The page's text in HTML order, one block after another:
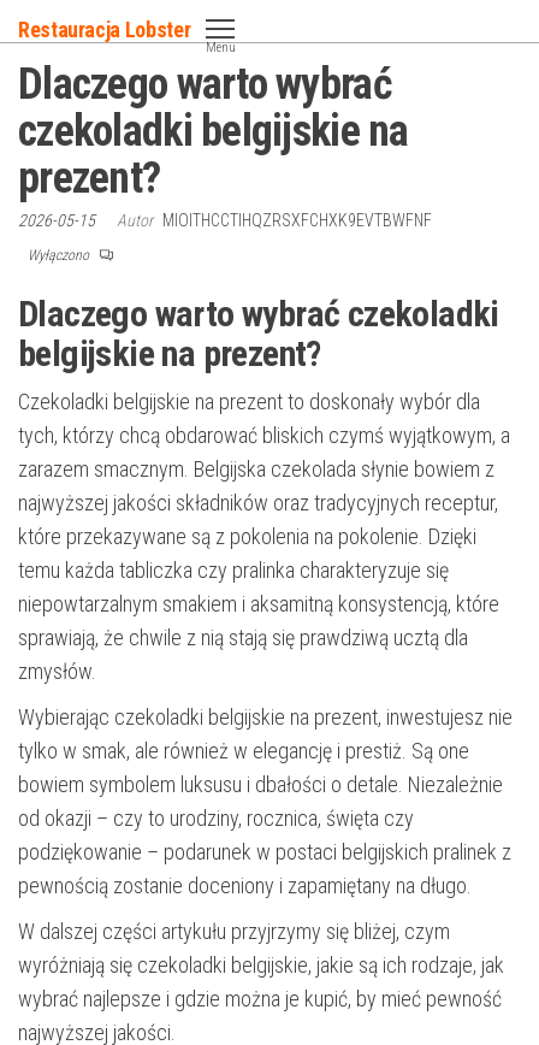
do
treści
Restauracja Lobster
Menu
Dlaczego warto wybrać
czekoladki belgijskie na
prezent?
2026-05-15 Autor MIOITHCCTIHQZRSXFCHXK9EVTBWFNF
Wyłączono
Dlaczego warto wybrać czekoladki
belgijskie na prezent?
Czekoladki belgijskie na prezent to doskonały wybór dla
tych, którzy chcą obdarować bliskich czymś wyjątkowym, a
zarazem smacznym. Belgijska czekolada słynie bowiem z
najwyższej jakości składników oraz tradycyjnych receptur,
które przekazywane są z pokolenia na pokolenie. Dzięki
temu każda tabliczka czy pralinka charakteryzuje się
niepowtarzalnym smakiem i aksamitną konsystencją, które
sprawiają, że chwile z nią stają się prawdziwą ucztą dla
zmysłów.
Wybierając czekoladki belgijskie na prezent, inwestujesz nie
tylko w smak, ale również w elegancję i prestiż. Są one
bowiem symbolem luksusu i dbałości o detale. Niezależnie
od okazji – czy to urodziny, rocznica, święta czy
podziękowanie – podarunek w postaci belgijskich pralinek z
pewnością zostanie doceniony i zapamiętany na długo.
W dalszej części artykułu przyjrzymy się bliżej, czym
wyróżniają się czekoladki belgijskie, jakie są ich rodzaje, jak
wybrać najlepsze i gdzie można je kupić, by mieć pewność
najwyższej jakości.